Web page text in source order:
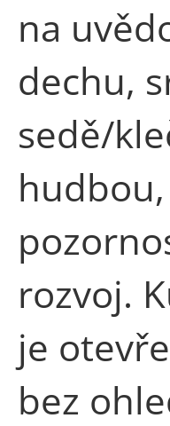
na
dechu,
sedě/
rozvoj.
je
bez